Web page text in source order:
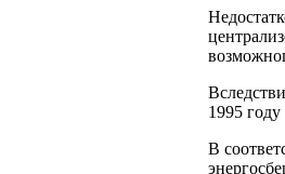
1995
В